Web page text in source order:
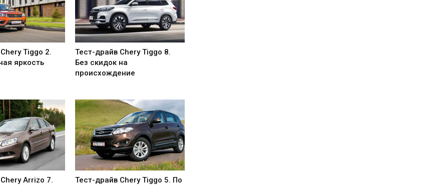
Tiggo 2.
яркость
Тест-драйв Chery Tiggo 8.
Без скидок на
происхождение
Arrizo 7.
Тест-драйв Chery Tiggo 5. По